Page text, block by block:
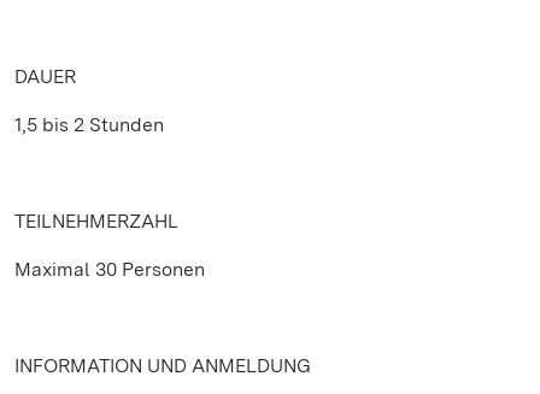
DAUER
1,5 bis 2 Stunden
TEILNEHMERZAHL
Maximal 30 Personen
INFORMATION UND ANMELDUNG